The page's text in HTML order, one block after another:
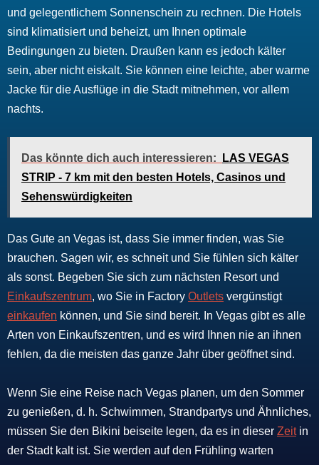
und gelegentlichem Sonnenschein zu rechnen. Die Hotels
sind klimatisiert und beheizt, um Ihnen optimale
Bedingungen zu bieten. Draußen kann es jedoch kälter
sein, aber nicht eiskalt. Sie können eine leichte, aber warme
Jacke für die Ausflüge in die Stadt mitnehmen, vor allem
nachts.
Das könnte dich auch interessieren:
LAS VEGAS
STRIP - 7 km mit den besten Hotels, Casinos und
Sehenswürdigkeiten
Das Gute an Vegas ist, dass Sie immer finden, was Sie
brauchen. Sagen wir, es schneit und Sie fühlen sich kälter
als sonst. Begeben Sie sich zum nächsten Resort und
Einkaufszentrum, wo Sie in Factory Outlets vergünstigt
einkaufen können, und Sie sind bereit. In Vegas gibt es alle
Arten von Einkaufszentren, und es wird Ihnen nie an ihnen
fehlen, da die meisten das ganze Jahr über geöffnet sind.
Wenn Sie eine Reise nach Vegas planen, um den Sommer
zu genießen, d. h. Schwimmen, Strandpartys und Ähnliches,
müssen Sie den Bikini beiseite legen, da es in dieser Zeitin
der Stadt kalt ist. Sie werden auf den Frühling warten